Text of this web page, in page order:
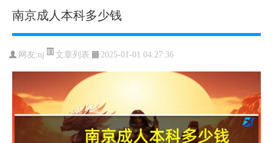
南京成人本科多少钱
网友:nj 文章列表 2025-01-01 04:27:36